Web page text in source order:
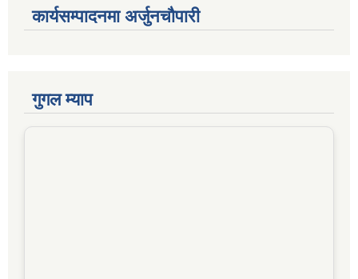
कार्यसम्पादनमा अर्जुनचौपारी
गुगल म्याप